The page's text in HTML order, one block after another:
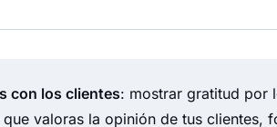
con los clientes: mostrar gratitud por
valoras la opinión de tus clientes,